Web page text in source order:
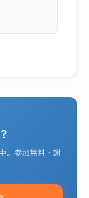
。参加無料・謝